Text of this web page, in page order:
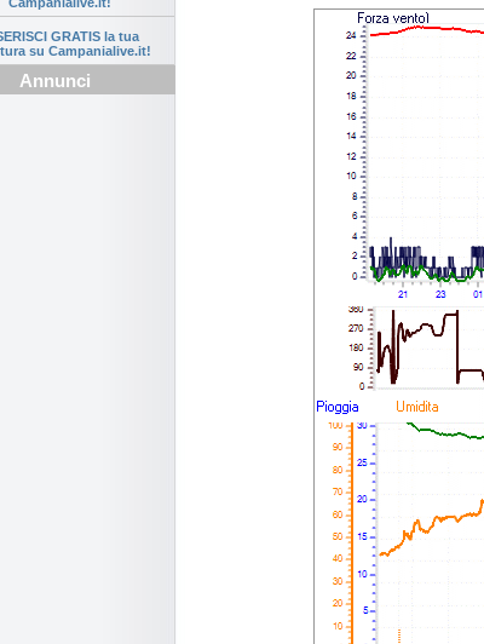
GRATIS la tua
su Campanialive.it!
Annunci